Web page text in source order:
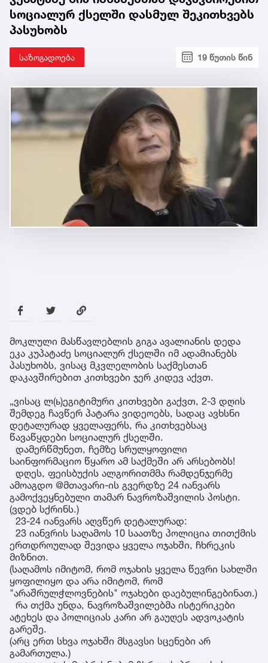
სოციალურ ქსელში დასმულ შეკითხვებს
პასუხობს
საზოგადოება 19 წუთის წინ
მოკლული მასწავლებლის გიგა ავალიანის დედა
ეკა კუპატაძე სოციალურ ქსელში იმ ადამიანებს
პასუხობს, ვისაც მკვლელობის საქმესთან
დაკავშირებით კითხვები ჯერ კიდევ აქვთ.
„ვისაც ლ(ь)ეგიტიმური კითხვები გაქვთ, 2-3 დღის
შემდეგ ჩავწერ პატარა ვიდეოებს, სადაც ავხსნი
დეტალურად ყველაფერს, რა კითხვებსაც
წავაწყდები სოციალურ ქსელში.
დამერწმუნეთ, ჩემზე სრულყოფილი
საინფორმაციო წყარო ამ საქმეში არ არსებობს!
დღეს, ფეისბუქის ალგორითმმა რამდენჯერმე
ამოაგდო @მთავარი-ის გვერდზე 24 იანვარს
გამოქვეყნებული თამარ ნავროზაშვილის პოსტი.
(ვდებ სქრინს.)
23-24 იანვარს აღვწერ დეტალურად:
23 იანვრის საღამოს 10 საათზე პოლიცია თითქმის
ერთდროულად შევიდა ყველა ოჯახში, ჩხრეკის
მიზნით.
(საღამოს იმიტომ, რომ ოჯახის ყველა წევრი სახლში
ყოფილიყო და არა იმიტომ, რომ
"არაშრულჭლოვნების" ოჯახები დაებულინგებინათ.)
რა თქმა უნდა, ნავროზაშვილებმა ისტერიკები
ატეხეს და პოლიციას კარი არ გაუღეს ადვოკატის
გარეშე.
(არც ერთ სხვა ოჯახში მსგავსი სცენები არ
გამართულა.)